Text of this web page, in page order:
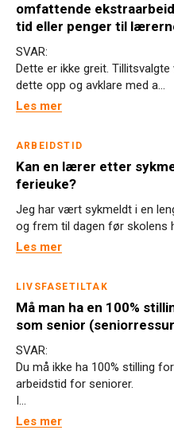
omfattende
tid eller penger til
SVAR:
Dette er ikke greit.
dette opp og avklare med a...
Les mer
ARBEIDSTID
Kan en lærer etter
ferieuke?
Jeg har vært sykmeldt i en
og frem til dagen før skolens
Les mer
LIVSFASETILTAK
Må man ha en 100%
som senior
SVAR:
Du må ikke ha 100% stilling
arbeidstid for seniorer.
I...
Les mer